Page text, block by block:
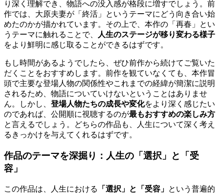
り深く理解でき、物語への没入感が格段に増すでしょう。前
作では、大原夫妻が「終活」というテーマにどう向き合い始
めたのかが描かれています。その上で、本作の「再春」とい
うテーマに触れることで、
人生のステージが移り変わる様子
をより鮮明に感じ取ることができるはずです。
もし時間があるようでしたら、ぜひ前作から続けてご覧いた
だくことをおすすめします。前作を観ていなくても、本作冒
頭で主要な登場人物の関係性やこれまでの経緯が簡潔に説明
されるため、物語についていけないということはありませ
ん。しかし、 登場人物たちの成長や変化をより深く感じたい
のであれば、公開順に視聴するのが最もおすすめの楽しみ方
と言えるでしょう。どちらの作品も、人生について深く考え
るきっかけを与えてくれるはずです。
作品のテーマを深掘り：人生の「選択」と「受
容」
この作品は、人生における 「選択」と「受容」 という普遍的